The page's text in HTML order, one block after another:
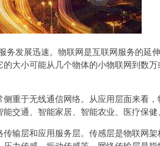
务发展迅速。物联网是互联网服务的延
大小可能从几个物体的小物联网到数
重于无线通信网络。从应用层面来看
交通、智能家居、智能农业、医疗保健
输层和应用服务层。传感层是物联网